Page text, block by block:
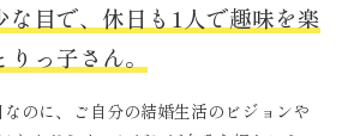
な目で、休日も1人で趣味を楽
っ子さん。
のに、ご自分の結婚生活のビジョンや